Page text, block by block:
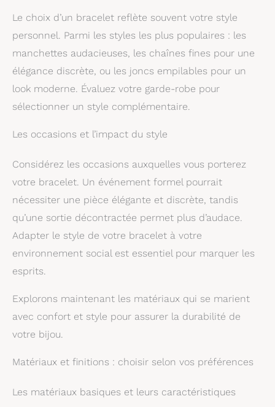
Le choix d’un bracelet reflète souvent votre style
personnel. Parmi les styles les plus populaires : les
manchettes audacieuses, les chaînes fines pour une
élégance discrète, ou les joncs empilables pour un
look moderne. Évaluez votre garde-robe pour
sélectionner un style complémentaire.
Les occasions et l’impact du style
Considérez les occasions auxquelles vous porterez
votre bracelet. Un événement formel pourrait
nécessiter une pièce élégante et discrète, tandis
qu’une sortie décontractée permet plus d’audace.
Adapter le style de votre bracelet à votre
environnement social est essentiel pour marquer les
esprits.
Explorons maintenant les matériaux qui se marient
avec confort et style pour assurer la durabilité de
votre bijou.
Matériaux et finitions : choisir selon vos préférences
Les matériaux basiques et leurs caractéristiques